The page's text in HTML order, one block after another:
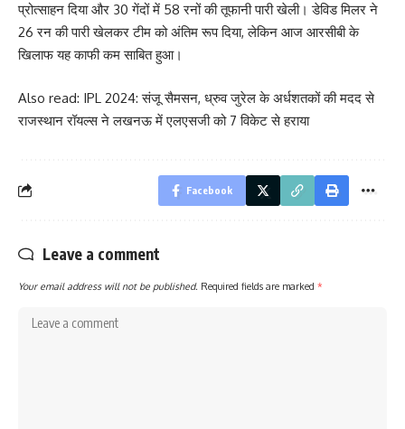
प्रोत्साहन दिया और 30 गेंदों में 58 रनों की तूफानी पारी खेली। डेविड मिलर ने
26 रन की पारी खेलकर टीम को अंतिम रूप दिया, लेकिन आज आरसीबी के
खिलाफ यह काफी कम साबित हुआ।
Also read: IPL 2024: संजू सैमसन, ध्रुव जुरेल के अर्धशतकों की मदद से
राजस्थान रॉयल्स ने लखनऊ में एलएसजी को 7 विकेट से हराया
Facebook
Leave a comment
Your email address will not be published. Required fields are marked *